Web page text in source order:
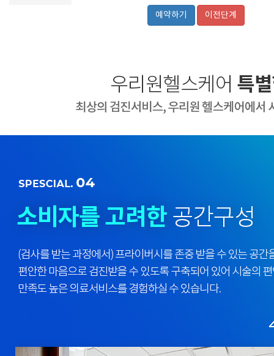
이전단계